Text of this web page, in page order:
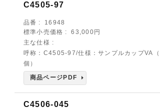
C4505-97
品番
16948
標準小売価格
63,000円
主な仕様
呼称：C4505-97/仕様：サンプルカップVA
個）
商品ページPDF
C4506-045